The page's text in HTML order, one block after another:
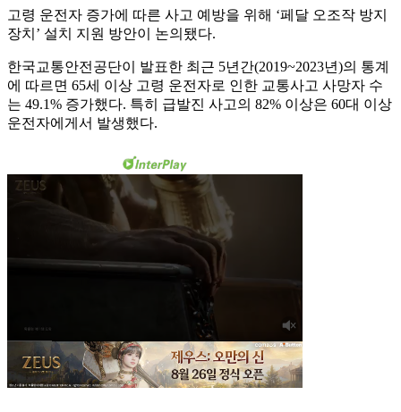
고령 운전자 증가에 따른 사고 예방을 위해 ‘페달 오조작 방지
장치’ 설치 지원 방안이 논의됐다.
한국교통안전공단이 발표한 최근 5년간(2019~2023년)의 통계
에 따르면 65세 이상 고령 운전자로 인한 교통사고 사망자 수
는 49.1% 증가했다. 특히 급발진 사고의 82% 이상은 60대 이상
운전자에게서 발생했다.